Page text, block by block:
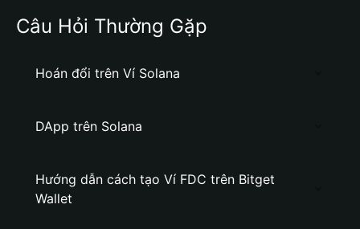
Câu Hỏi Thường Gặp
Hoán đổi trên Ví Solana
DApp trên Solana
Hướng dẫn cách tạo Ví FDC trên Bitget
Wallet